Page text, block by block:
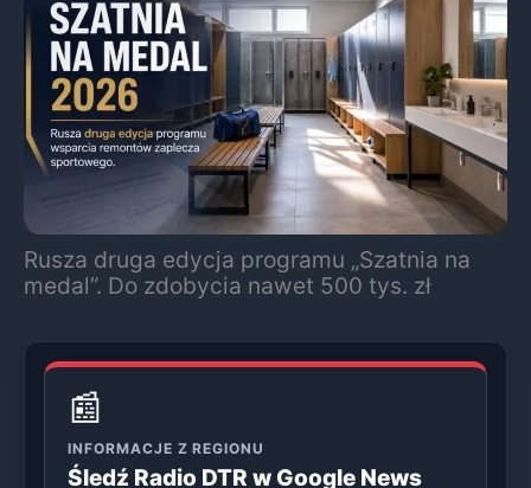
Rusza druga edycja programu „Szatnia na
medal”. Do zdobycia nawet 500 tys. zł
📰
INFORMACJE Z REGIONU
Śledź Radio DTR w Google News